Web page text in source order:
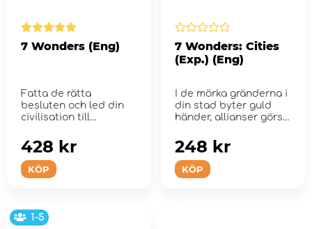
7 Wonders (Eng)
Fatta de rätta
besluten och led din
civilisation till
KÖP
428 kr
7 Wonders: Cities
(Exp.) (Eng)
I de mörka gränderna i
din stad byter guld
händer, allianser görs
KÖP
248 kr
1-5